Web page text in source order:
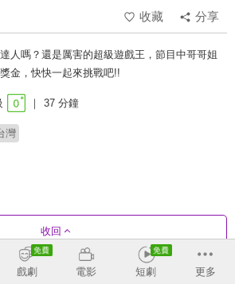
收藏
分享
人嗎？還是厲害的超級遊戲王，節目中哥哥姐
金，快快一起來挑戰吧!!
37 分鐘
灣
收回
戲劇 電影 短劇 更多